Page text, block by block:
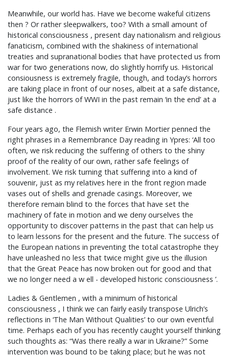
Meanwhile, our world has. Have we become wakeful citizens
then ? Or rather sleepwalkers, too? With a small amount of
historical consciousness , present day nationalism and religious
fanaticism, combined with the shakiness of international
treaties and supranational bodies that have protected us from
war for two generations now, do slightly horrify us. Historical
consiousness is extremely fragile, though, and today’s horrors
are taking place in front of our noses, albeit at a safe distance,
just like the horrors of WWI in the past remain ‘in the end’ at a
safe distance .
Four years ago, the Flemish writer Erwin Mortier penned the
right phrases in a Remembrance Day reading in Ypres: ‘All too
often, we risk reducing the suffering of others to the shiny
proof of the reality of our own, rather safe feelings of
involvement. We risk turning that suffering into a kind of
souvenir, just as my relatives here in the front region made
vases out of shells and grenade casings. Moreover, we
therefore remain blind to the forces that have set the
machinery of fate in motion and we deny ourselves the
opportunity to discover patterns in the past that can help us
to learn lessons for the present and the future. The success of
the European nations in preventing the total catastrophe they
have unleashed no less that twice might give us the illusion
that the Great Peace has now broken out for good and that
we no longer need a w ell - developed historic consciousness ’.
Ladies & Gentlemen , with a minimum of historical
consciousness , I think we can fairly easily transpose Ulrich’s
reflections in ‘The Man Without Qualities’ to our own eventful
time. Perhaps each of you has recently caught yourself thinking
such thoughts as: “Was there really a war in Ukraine?” Some
intervention was bound to be taking place; but he was not